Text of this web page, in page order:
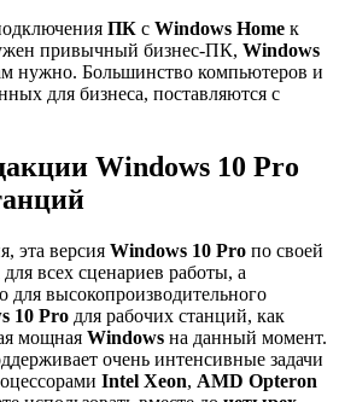
ПК с Windows Home к
привычный бизнес-ПК, Windows
нужно. Большинство компьютеров и
для бизнеса, поставляются с
Windows 10 Pro
эта версия Windows 10 Pro по своей
всех сценариев работы, а
для высокопроизводительного
10 Pro для рабочих станций, как
мощная Windows на данный момент.
очень интенсивные задачи
Intel Xeon, AMD Opteron